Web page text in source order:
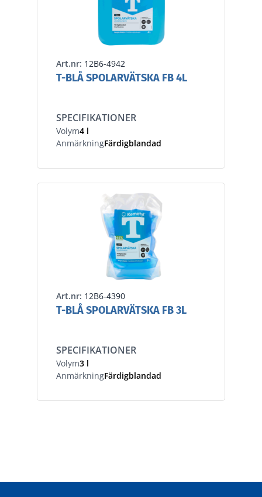
Art.nr: 12B6-4942
T-BLÅ SPOLARVÄTSKA FB 4L
SPECIFIKATIONER
Volym4 l
AnmärkningFärdigblandad
Art.nr: 12B6-4390
T-BLÅ SPOLARVÄTSKA FB 3L
SPECIFIKATIONER
Volym3 l
AnmärkningFärdigblandad